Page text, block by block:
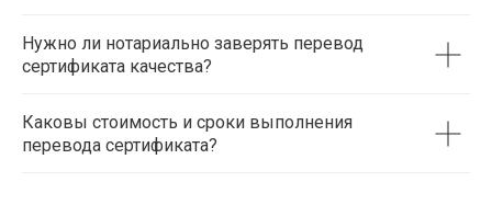
Нужно ли нотариально заверять перевод
сертификата качества?
Каковы стоимость и сроки выполнения
перевода сертификата?